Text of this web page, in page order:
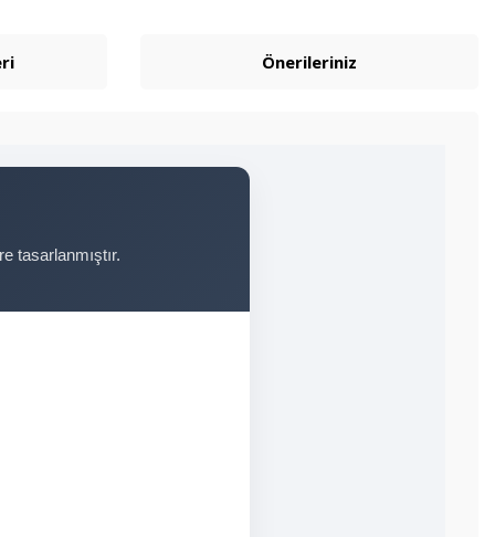
Önerileriniz
tasarlanmıştır.